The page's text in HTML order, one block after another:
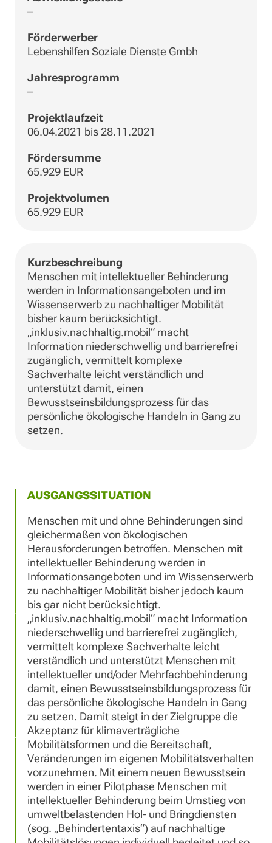
–
Förderwerber
Lebenshilfen Soziale Dienste Gmbh
Jahresprogramm
–
Projektlaufzeit
06.04.2021 bis 28.11.2021
Fördersumme
65.929 EUR
Projektvolumen
65.929 EUR
Kurzbeschreibung
Menschen mit intellektueller Behinderung
werden in Informationsangeboten und im
Wissenserwerb zu nachhaltiger Mobilität
bisher kaum berücksichtigt.
„inklusiv.nachhaltig.mobil“ macht
Information niederschwellig und barrierefrei
zugänglich, vermittelt komplexe
Sachverhalte leicht verständlich und
unterstützt damit, einen
Bewusstseinsbildungsprozess für das
persönliche ökologische Handeln in Gang zu
setzen.
AUSGANGSSITUATION
Menschen mit und ohne Behinderungen sind
gleichermaßen von ökologischen
Herausforderungen betroffen. Menschen mit
intellektueller Behinderung werden in
Informationsangeboten und im Wissenserwerb
zu nachhaltiger Mobilität bisher jedoch kaum
bis gar nicht berücksichtigt.
„inklusiv.nachhaltig.mobil“ macht Information
niederschwellig und barrierefrei zugänglich,
vermittelt komplexe Sachverhalte leicht
verständlich und unterstützt Menschen mit
intellektueller und/oder Mehrfachbehinderung
damit, einen Bewusstseinsbildungsprozess für
das persönliche ökologische Handeln in Gang
zu setzen. Damit steigt in der Zielgruppe die
Akzeptanz für klimaverträgliche
Mobilitätsformen und die Bereitschaft,
Veränderungen im eigenen Mobilitätsverhalten
vorzunehmen. Mit einem neuen Bewusstsein
werden in einer Pilotphase Menschen mit
intellektueller Behinderung beim Umstieg von
umweltbelastenden Hol- und Bringdiensten
(sog. „Behindertentaxis“) auf nachhaltige